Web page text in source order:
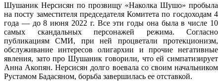
Шушаник Нерсисян по прозвищу «Наколка Шушо» пробыла
на посту заместителя председателя Комитета по госдоходам 4
года — до 8 июня 2022 г. Все эти годы она была в числе 10
самых скандальных персонажей режима. Согласно
публикациям СМИ, при ней процветали протекционизм,
обслуживание интересов олигархии и прочие негативные
явления, зато про Шушаник говорили, что ей симпатизирует
Анна Акопян. Нерсисян долго воевала со своим начальником
Рустамом Бадасяном, борьба завершилась ее отставкой.